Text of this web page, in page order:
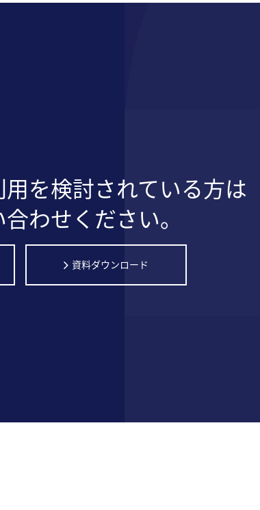
を検討されている方は
わせください。
資料ダウンロード